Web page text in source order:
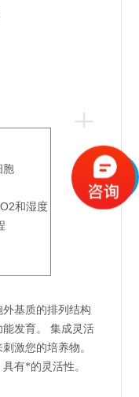
+
胞
和湿度
基质的排列结构
发育。 集成灵活
激您的培养物。
有*的灵活性。